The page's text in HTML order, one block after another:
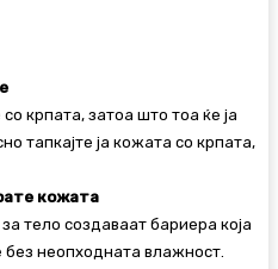
крпата, затоа што тоа ќе ја
тапкајте ја кожата со крпата,
кожата
тело создаваат бариера која
неопходната влажност.